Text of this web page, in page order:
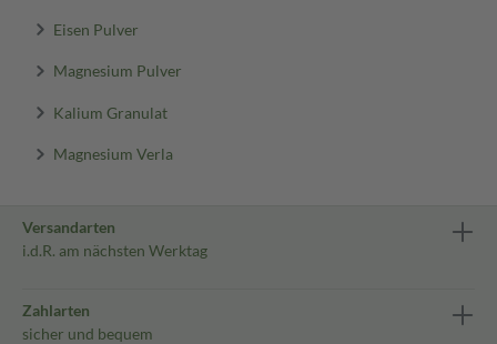
Eisen Pulver
Magnesium Pulver
Kalium Granulat
Magnesium Verla
Versandarten
i.d.R. am nächsten Werktag
Zahlarten
sicher und bequem